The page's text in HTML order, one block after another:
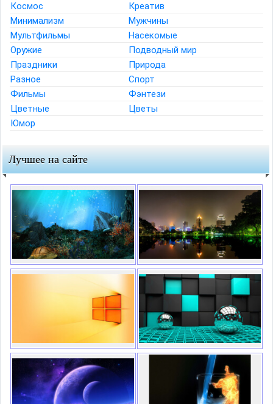
Космос
Креатив
Минимализм
Мужчины
Мультфильмы
Насекомые
Оружие
Подводный мир
Праздники
Природа
Разное
Спорт
Фильмы
Фэнтези
Цветные
Цветы
Юмор
Лучшее на сайте